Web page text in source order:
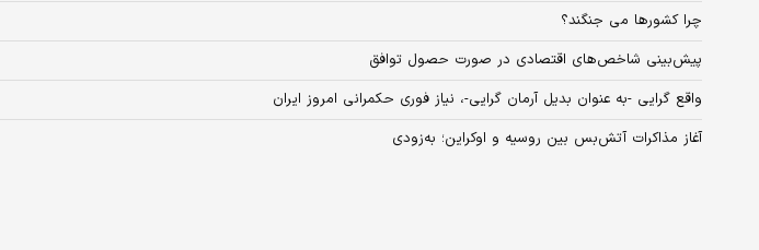
چرا کشورها می جنگند؟
پیش‌بینی شاخص‌های اقتصادی در صورت حصول توافق
واقع گرایی -به عنوان بدیل آرمان گرایی-، نیاز فوری حکمرانی امروز ایران
آغاز مذاکرات آتش‌بس بین روسیه و اوکراین؛ به‌زودی